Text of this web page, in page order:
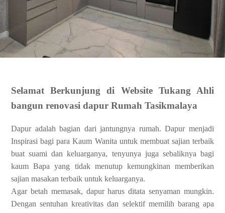
Selamat Berkunjung di Website Tukang Ahli
bangun renovasi dapur Rumah Tasikmalaya
Dapur adalah bagian dari jantungnya rumah. Dapur menjadi
Inspirasi bagi para Kaum Wanita untuk membuat sajian terbaik
buat suami dan keluarganya, tenyunya juga sebaliknya bagi
kaum Bapa yang tidak menutup kemungkinan memberikan
sajian masakan terbaik untuk keluarganya.
Agar betah memasak, dapur harus ditata senyaman mungkin.
Dengan sentuhan kreativitas dan selektif memilih barang apa